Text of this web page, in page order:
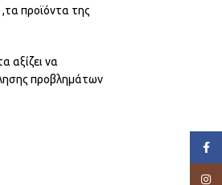
προϊόντα της
αξίζει να
προβλημάτων